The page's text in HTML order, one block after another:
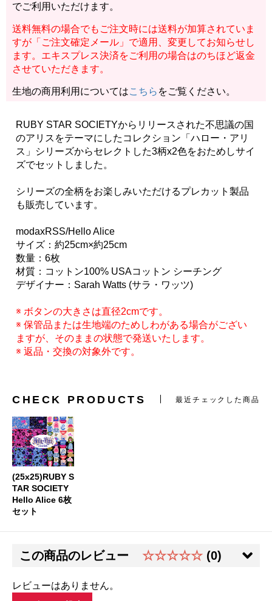
でご利用いただけます。
送料無料の場合でもご注文時には送料が加算されていま
すが「ご注文確定メール」で適用、変更してお知らせし
ます。エキスプレス決済をご利用の場合はのちほど返金
させていただきます。
生地の商用利用についてはこちら をご覧ください。
RUBY STAR SOCIETYからリリースされた不思議の国
のアリスをテーマにしたコレクション「ハロー・アリ
ス」シリーズからセレクトした3柄x2色をおためしサイ
ズでセットしました。
シリーズの全柄をお楽しみいただけるプレカット製品
も販売しています。
modaxRSS/Hello Alice
サイズ：約25cm×約25cm
数量：6枚
材質：コットン100% USAコットン シーチング
デザイナー：Sarah Watts (サラ・ワッツ)
※ ボタンの大きさは直径2cmです。
※ 保管品または生地端のためしわがある場合がござい
ますが、そのままの状態で発送いたします。
※ 返品・交換の対象外です。
CHECK PRODUCTS 最近チェックした商品
(25x25)RUBY S
TAR SOCIETY
Hello Alice 6枚
セット
この商品のレビュー ☆☆☆☆☆ (0)
レビューはありません。